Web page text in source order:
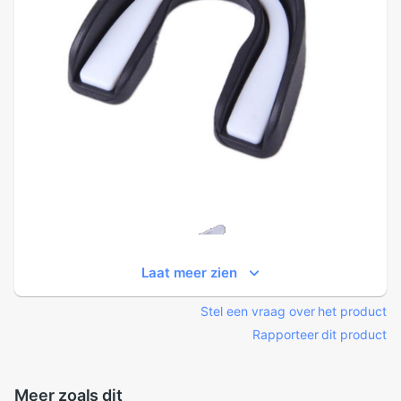
Laat meer zien
Stel een vraag over het product
Rapporteer dit product
Meer zoals dit